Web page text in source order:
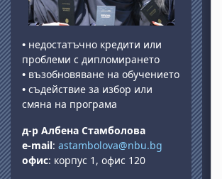
• недостатъчно кредити или
проблеми с дипломирането
• възобновяване на обучението
• съдействие за избор или
смяна на програма
д-р Албена Стамболова
e-mail: astambolova@nbu.bg
офис: корпус 1, офис 120